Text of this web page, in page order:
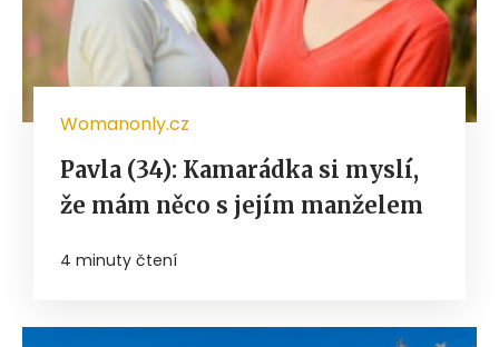
Womanonly.cz
Pavla (34): Kamarádka si myslí,
že mám něco s jejím manželem
4 minuty čtení